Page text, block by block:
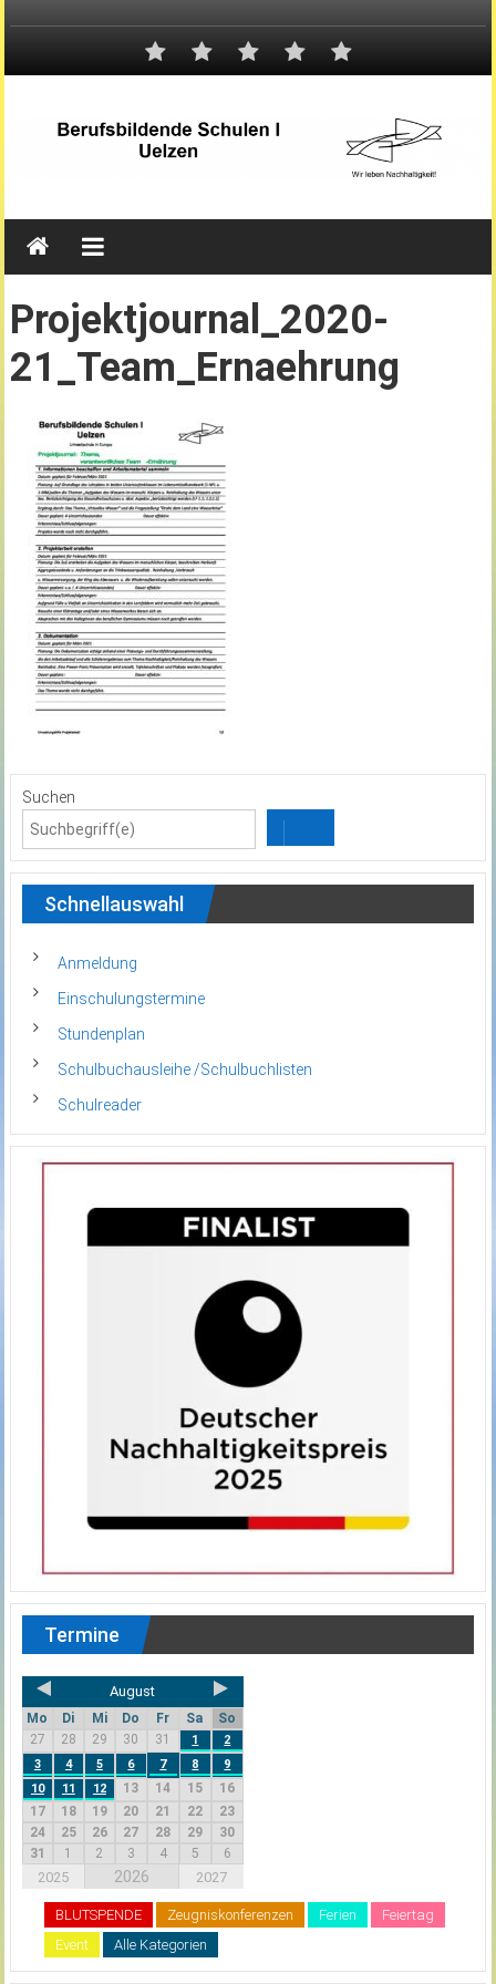
Projektjournal_2020-
21_Team_Ernaehrung
Suchen
Schnellauswahl
Anmeldung
Einschulungstermine
Stundenplan
Schulbuchausleihe /Schulbuchlisten
Schulreader
Termine
August
Mo Di Mi Do Fr Sa
So
27
28 29 30 31 1
2
3
4 5 6 7 8
9
10
11 12 13 14 15
16
17
18 19 20 21 22
23
24
25 26 27 28 29
30
31
1 2 3 4 5 6
2025 2026 2027
BLUTSPENDE Zeugniskonferenzen Ferien
Feiertag
Event
Alle Kategorien